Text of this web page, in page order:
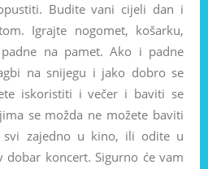
Budite vani cijeli dan i
Igrajte nogomet, košarku,
na pamet. Ako i padne
na snijegu i jako dobro se
iskoristiti i večer i baviti se
se možda ne možete baviti
svi zajedno u kino, ili odite u
dobar koncert. Sigurno će vam